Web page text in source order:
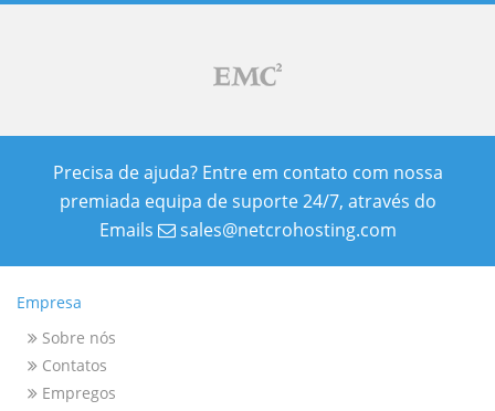
Precisa de ajuda? Entre em contato com nossa
premiada equipa de suporte 24/7, através do
Emails
sales@netcrohosting.com
Empresa
Sobre nós
Contatos
Empregos